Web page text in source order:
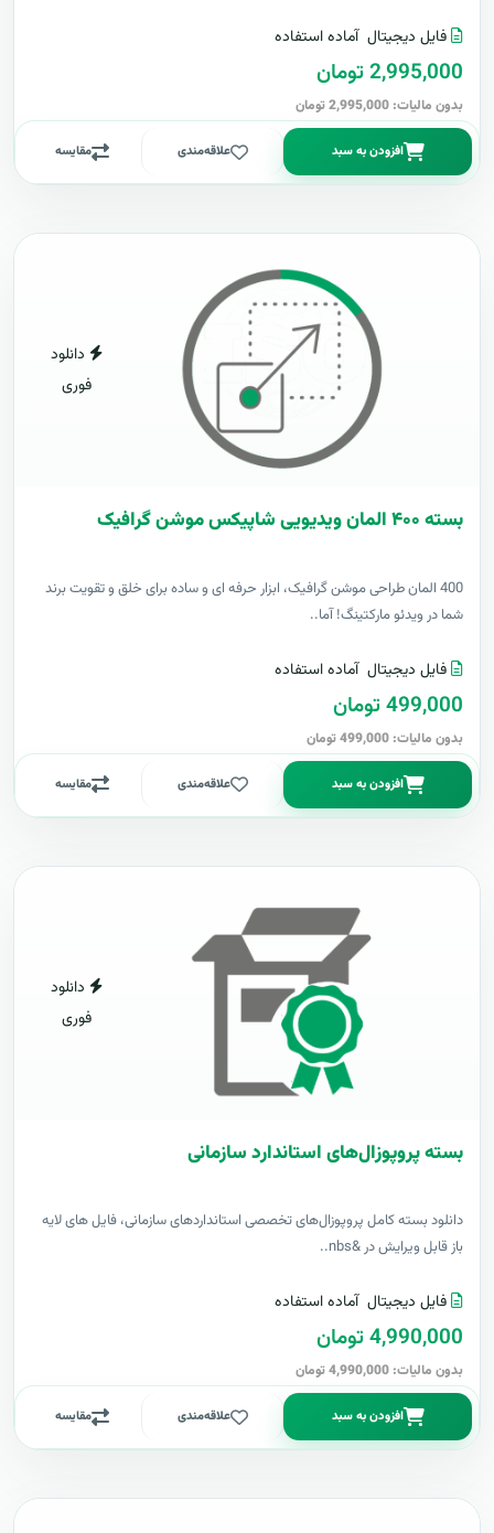
فایل دیجیتال آماده استفاده
2,995,000 تومان
بدون مالیات: 2,995,000 تومان
افزودن به سبد علاقه‌مندی مقایسه
دانلود
فوری
بسته ۴۰۰ المان ویدیویی شاپیکس موشن گرافیک
400 المان طراحی موشن گرافیک، ابزار حرفه ای و ساده برای خلق و تقویت برند
شما در ویدئو مارکتینگ! آما..
فایل دیجیتال آماده استفاده
499,000 تومان
بدون مالیات: 499,000 تومان
افزودن به سبد علاقه‌مندی مقایسه
دانلود
فوری
بسته پروپوزال‌های استاندارد سازمانی
دانلود بسته کامل پروپوزال‌های تخصصی استانداردهای سازمانی، فایل های لایه
باز قابل ویرایش در &nbs..
فایل دیجیتال آماده استفاده
4,990,000 تومان
بدون مالیات: 4,990,000 تومان
افزودن به سبد علاقه‌مندی مقایسه